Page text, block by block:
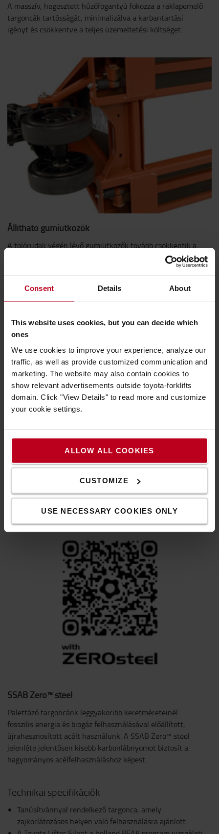
Consent Details About
This website uses cookies, but you can decide which
ones
We use cookies to improve your experience, analyze our
traffic, as well as provide customized communication and
marketing. The website may also contain cookies to
show relevant advertisements outside toyota-forklifts
domain. Click "View Details" to read more and customize
your cookie settings.
ALLOW ALL COOKIES
CUSTOMIZE
USE NECESSARY COOKIES ONLY
A masszív, hegesztett húzófogantyú fokozza a raklapemelő
targoncák tartósságát, minimalizálva a karbantartási
igényt és csökkentve a teljes üzemeltetési költséget.
Állítható gumiütközők
A tolórudak végén lévő gumiütközők tovább csökkentik a
zörgést, amikor a villák teljesen a lenti helyzetben vannak.
12 zsírzási pont
ponttal is rendelkezhetnek a jobb kenés, a hosszabb
élettartam és a kisebb kopás érdekében.
SSAB Zero™ steel
Palettázó targoncánk leggyakoribb keretméreteinél
fosszilis energia és biogáz felhasználásával előállított,
újrahasznosított acélt használunk. A SSAB Zero™ steel
jelenléte jelentősen kisebb karbonlábnyomot biztosít a
hagyományos acélfelhasználáshoz képest.
Technikai specifikációk
Tanúsítvánnyal rendelkező targonca, amely
zajkorlátozásos helyen való felhasználásra ajánlott.